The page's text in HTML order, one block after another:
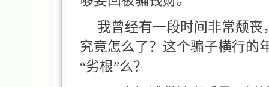
我曾经有一段时间非常颓丧
究竟怎么了？这个骗子横行的
“劣根”么？